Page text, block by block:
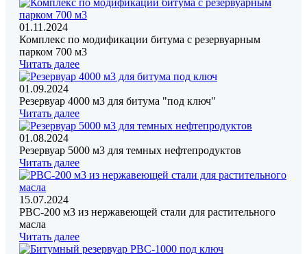
01.11.2024
Комплекс по модификации битума с резервуарным
парком 700 м3
Читать далее
01.09.2024
Резервуар 4000 м3 для битума "под ключ"
Читать далее
01.08.2024
Резервуар 5000 м3 для темных нефтепродуктов
Читать далее
15.07.2024
РВС-200 м3 из нержавеющей стали для растительного
масла
Читать далее